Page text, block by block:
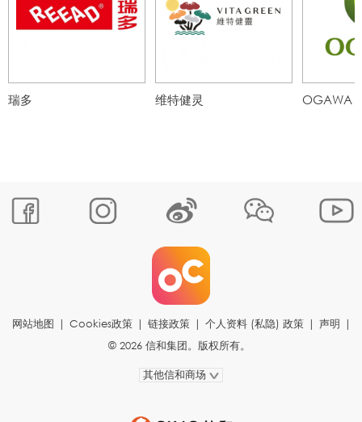
瑞多 维特健灵 OGAWA
网站地图 | Cookies政策 | 链接政策 | 个人资料 (私隐) 政策 | 声明 |
© 2026 信和集团。版权所有。
其他信和商场